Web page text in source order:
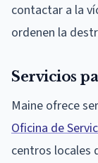
contactar a la
ordenen la
Servicios
Maine ofrece
Oficina de
centros locales